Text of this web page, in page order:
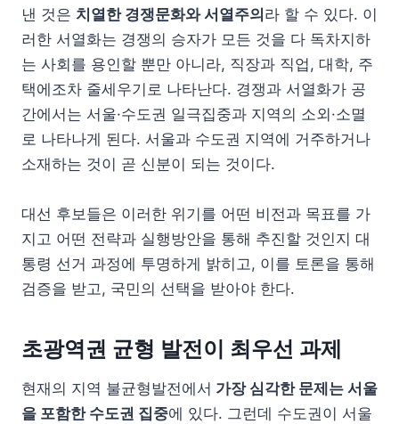
낸 것은 치열한 경쟁문화와 서열주의 라 할 수 있다. 이
러한 서열화는 경쟁의 승자가 모든 것을 다 독차지하
는 사회를 용인할 뿐만 아니라, 직장과 직업, 대학, 주
택에조차 줄세우기로 나타난다. 경쟁과 서열화가 공
간에서는 서울·수도권 일극집중과 지역의 소외·소멸
로 나타나게 된다. 서울과 수도권 지역에 거주하거나
소재하는 것이 곧 신분이 되는 것이다.
대선 후보들은 이러한 위기를 어떤 비전과 목표를 가
지고 어떤 전략과 실행방안을 통해 추진할 것인지 대
통령 선거 과정에 투명하게 밝히고, 이를 토론을 통해
검증을 받고, 국민의 선택을 받아야 한다.
초광역권 균형 발전이 최우선 과제
현재의 지역 불균형발전에서 가장 심각한 문제는 서울
을 포함한 수도권 집중에 있다. 그런데 수도권이 서울